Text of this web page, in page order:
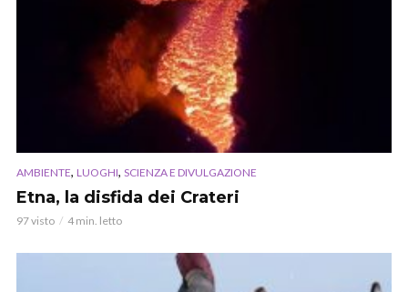
AMBIENTE, LUOGHI, SCIENZA E DIVULGAZIONE
Etna, la disfida dei Crateri
97 visto 4 min. letto